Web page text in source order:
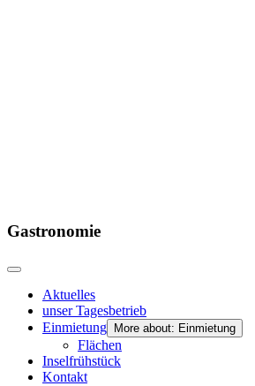
Gastronomie
Aktuelles
unser Tagesbetrieb
Einmietung
More about: Einmietung
Flächen
Inselfrühstück
Kontakt